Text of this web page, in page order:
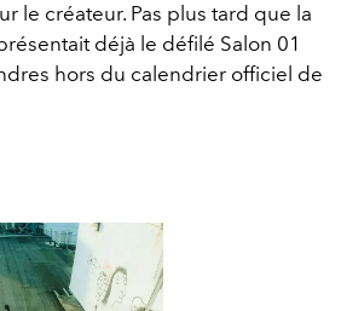
le créateur. Pas plus tard que la
déjà le défilé Salon 01
hors du calendrier officiel de